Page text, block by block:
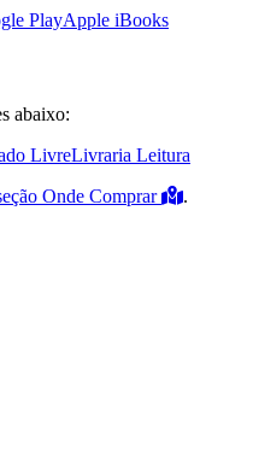
PlayApple iBooks
abaixo:
LivreLivraria Leitura
Onde Comprar .